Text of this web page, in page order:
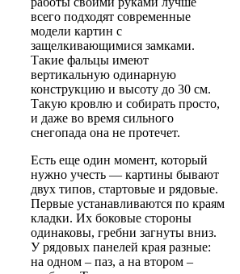
всего подходят современные
модели картин с
защелкивающимися замками.
Такие фальцы имеют
вертикальную одинарную
конструкцию и высоту до 30 см.
Такую кровлю и собирать просто,
и даже во время сильного
снегопада она не протечет.
Есть еще один момент, который
нужно учесть — картины бывают
двух типов, стартовые и рядовые.
Первые устанавливаются по краям
кладки. Их боковые стороны
одинаковы, гребни загнуты вниз.
У рядовых панелей края разные:
на одном – паз, а на втором –